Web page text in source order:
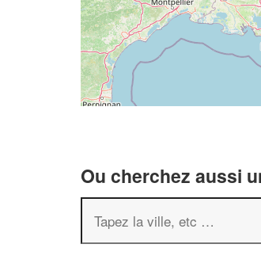
Ou cherchez aussi